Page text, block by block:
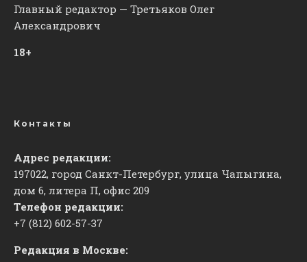
Главный редактор — Третьяков Олег
Александрович
18+
Контакты
Адрес редакции:
197022, город Санкт-Петербург, улица Чапыгина,
дом 6, литера П, офис 209
Телефон редакции:
+7 (812) 602-57-37
Редакция в Москве: